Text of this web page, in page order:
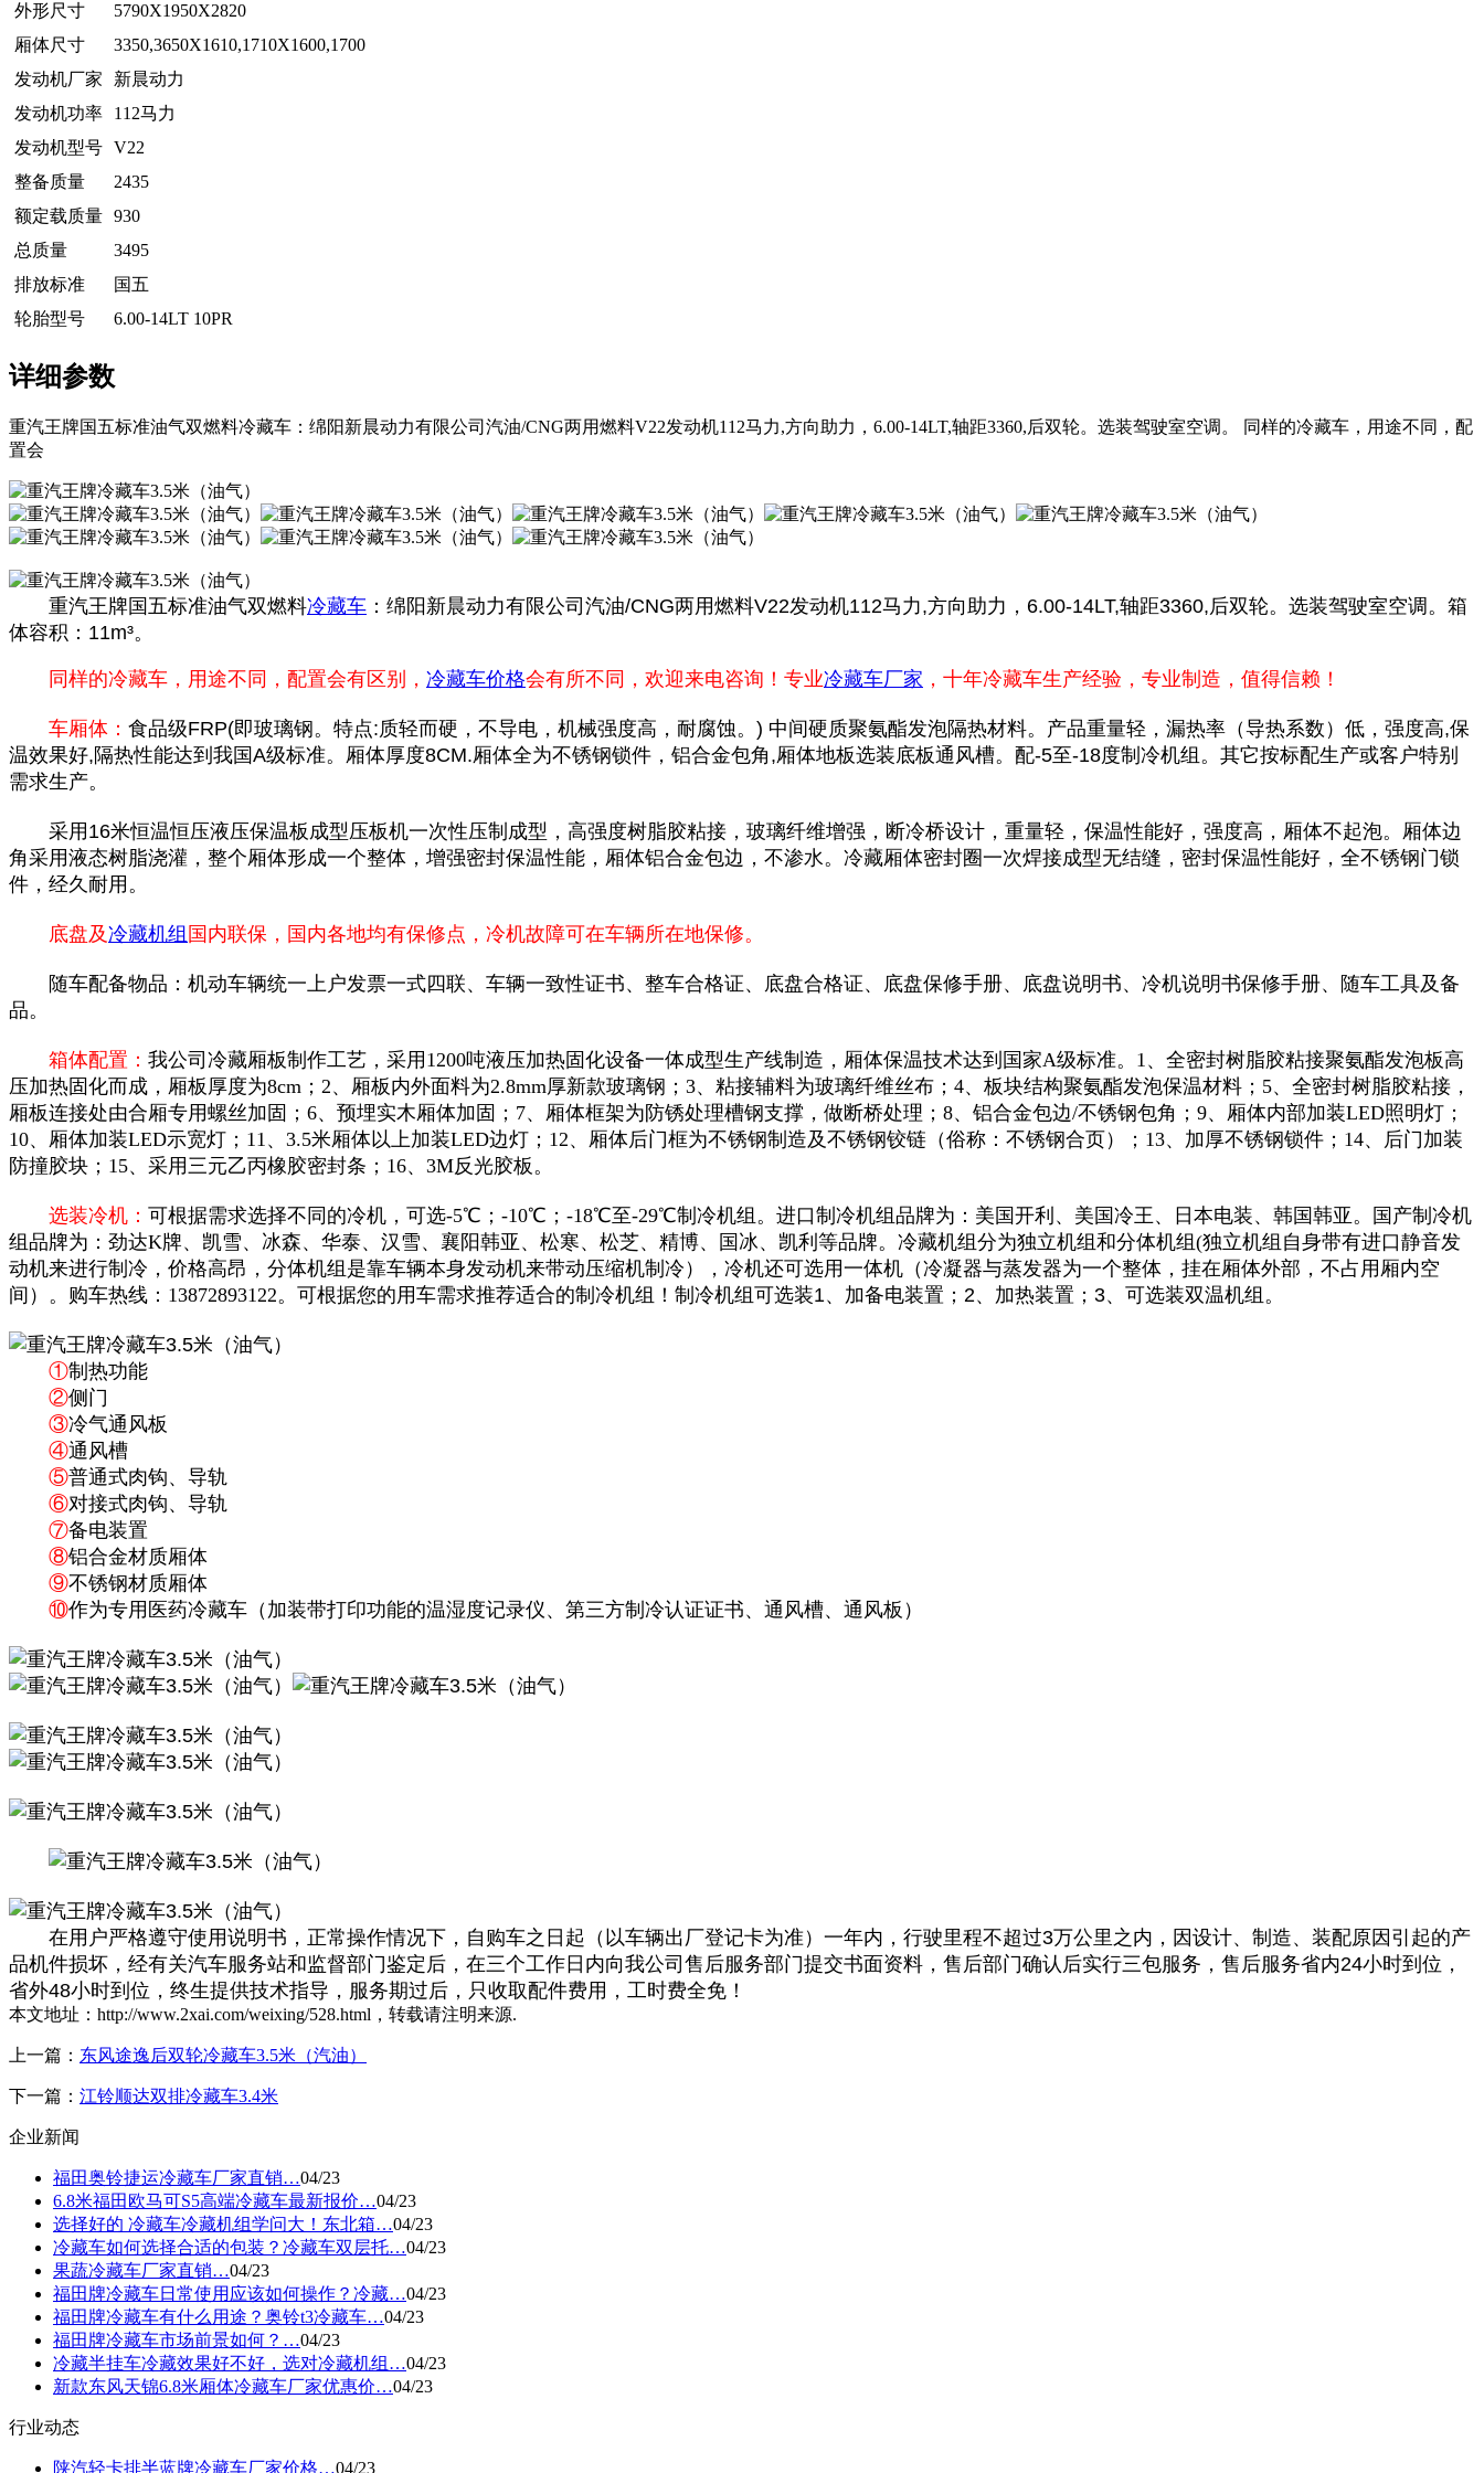
外形尺寸
5790X1950X2820
厢体尺寸
3350,3650X1610,1710X1600,1700
发动机厂家
新晨动力
发动机功率
112马力
发动机型号 V22
整备质量
2435
额定载质量 930
总质量
3495
排放标准
国五
轮胎型号
6.00-14LT 10PR
详细参数
重汽王牌国五标准油气双燃料冷藏车：绵阳新晨动力有限公司汽油/CNG两用燃料V22发动机112马力,方向助力，6.00-14LT,轴距3360,后双轮。选装驾驶室空调。 同样的冷藏车，用途不同，配
置会
重汽王牌国五标准油气双燃料冷藏车 ：绵阳新晨动力有限公司汽油/CNG两用燃料V22发动机112马力,方向助力，6.00-14LT,轴距3360,后双轮。选装驾驶室空调。箱
体容积：11m³。
同样的冷藏车，用途不同，配置会有区别， 冷藏车价格会有所不同，欢迎来电咨询！专业冷藏车厂家 ，十年冷藏车生产经验，专业制造，值得信赖！
车厢体： 食品级FRP(即玻璃钢。特点:质轻而硬，不导电，机械强度高，耐腐蚀。) 中间硬质聚氨酯发泡隔热材料。产品重量轻，漏热率（导热系数）低，强度高,保
温效果好,隔热性能达到我国A级标准。厢体厚度8CM.厢体全为不锈钢锁件，铝合金包角,厢体地板选装底板通风槽。配-5至-18度制冷机组。其它按标配生产或客户特别
需求生产。
采用16米恒温恒压液压保温板成型压板机一次性压制成型，高强度树脂胶粘接，玻璃纤维增强，断冷桥设计，重量轻，保温性能好，强度高，厢体不起泡。厢体边
角采用液态树脂浇灌，整个厢体形成一个整体，增强密封保温性能，厢体铝合金包边，不渗水。冷藏厢体密封圈一次焊接成型无结缝，密封保温性能好，全不锈钢门锁
件，经久耐用。
底盘及冷藏机组 国内联保，国内各地均有保修点，冷机故障可在车辆所在地保修。
随车配备物品：机动车辆统一上户发票一式四联、车辆一致性证书、整车合格证、底盘合格证、底盘保修手册、底盘说明书、冷机说明书保修手册、随车工具及备
品。
箱体配置： 我公司冷藏厢板制作工艺，采用1200吨液压加热固化设备一体成型生产线制造，厢体保温技术达到国家A级标准。1、全密封树脂胶粘接聚氨酯发泡板高
压加热固化而成，厢板厚度为8cm；2、厢板内外面料为2.8mm厚新款玻璃钢；3、粘接辅料为玻璃纤维丝布；4、板块结构聚氨酯发泡保温材料；5、全密封树脂胶粘接，
厢板连接处由合厢专用螺丝加固；6、预埋实木厢体加固；7、厢体框架为防锈处理槽钢支撑，做断桥处理；8、铝合金包边/不锈钢包角；9、厢体内部加装LED照明灯；
10、厢体加装LED示宽灯；11、3.5米厢体以上加装LED边灯；12、厢体后门框为不锈钢制造及不锈钢铰链（俗称：不锈钢合页）；13、加厚不锈钢锁件；14、后门加装
防撞胶块；15、采用三元乙丙橡胶密封条；16、3M反光胶板。
选装冷机： 可根据需求选择不同的冷机，可选-5℃；-10℃；-18℃至-29℃制冷机组。进口制冷机组品牌为：美国开利、美国冷王、日本电装、韩国韩亚。国产制冷机
组品牌为：劲达K牌、凯雪、冰森、华泰、汉雪、襄阳韩亚、松寒、松芝、精博、国冰、凯利等品牌。冷藏机组分为独立机组和分体机组(独立机组自身带有进口静音发
动机来进行制冷，价格高昂，分体机组是靠车辆本身发动机来带动压缩机制冷），冷机还可选用一体机（冷凝器与蒸发器为一个整体，挂在厢体外部，不占用厢内空
间）。购车热线：13872893122。 可根据您的用车需求推荐适合的制冷机组！制冷机组可选装1、加备电装置；2、加热装置；3、可选装双温机组。
①制热功能
②侧门
③冷气通风板
④通风槽
⑤普通式肉钩、导轨
⑥对接式肉钩、导轨
⑦备电装置
⑧铝合金材质厢体
⑨不锈钢材质厢体
⑩作为专用医药冷藏车（加装带打印功能的温湿度记录仪、第三方制冷认证证书、通风槽、通风板）
在用户严格遵守使用说明书，正常操作情况下，自购车之日起（以车辆出厂登记卡为准）一年内，行驶里程不超过3万公里之内，因设计、制造、装配原因引起的产
品机件损坏，经有关汽车服务站和监督部门鉴定后，在三个工作日内向我公司售后服务部门提交书面资料，售后部门确认后实行三包服务，售后服务省内24小时到位，
省外48小时到位，终生提供技术指导，服务期过后，只收取配件费用，工时费全免！
本文地址：http://www.2xai.com/weixing/528.html，转载请注明来源.
上一篇： 东风途逸后双轮冷藏车3.5米（汽油）
下一篇： 江铃顺达双排冷藏车3.4米
企业新闻
福田奥铃捷运冷藏车厂家直销…04/23
6.8米福田欧马可S5高端冷藏车最新报价…04/23
选择好的 冷藏车冷藏机组学问大！东北箱…04/23
冷藏车如何选择合适的包装？冷藏车双层托…04/23
果蔬冷藏车厂家直销…04/23
福田牌冷藏车日常使用应该如何操作？冷藏…04/23
福田牌冷藏车有什么用途？奥铃t3冷藏车…04/23
福田牌冷藏车市场前景如何？…04/23
冷藏半挂车冷藏效果好不好，选对冷藏机组…04/23
新款东风天锦6.8米厢体冷藏车厂家优惠价…04/23
行业动态
陕汽轻卡排半蓝牌冷藏车厂家价格…04/23